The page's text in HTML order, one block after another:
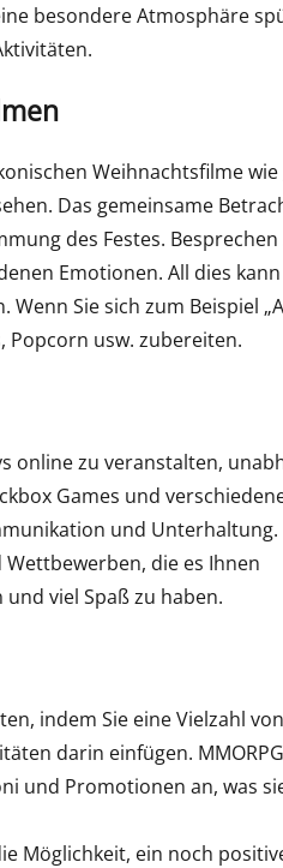
besondere Atmosphäre
Weihnachtsfilme wie
Das gemeinsame
des Festes. Besprechen
Emotionen. All dies
Sie sich zum Beispiel
Popcorn usw. zubereiten.
online zu veranstalten,
Games und
und Unterhaltung.
die es Ihnen
viel Spaß zu haben.
indem Sie eine Vielzahl von
darin einfügen.
und Promotionen an, was
Möglichkeit, ein noch